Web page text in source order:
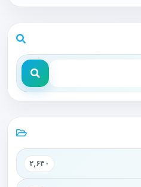
۲,۶۳۰